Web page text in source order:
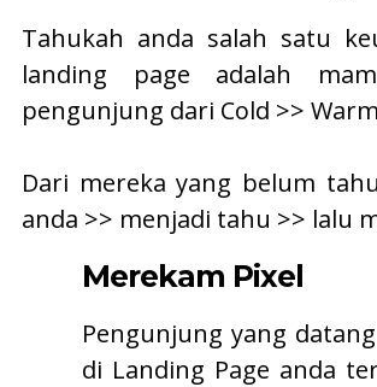
Tahukah anda salah satu
landing page adalah
pengunjung dari Cold >>
Dari mereka yang belum
anda >> menjadi tahu >> lalu
Merekam Pixel
Pengunjung yang
di Landing Page anda